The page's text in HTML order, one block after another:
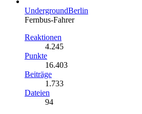
UndergroundBerlin
Fernbus-Fahrer
Reaktionen
4.245
Punkte
16.403
Beiträge
1.733
Dateien
94